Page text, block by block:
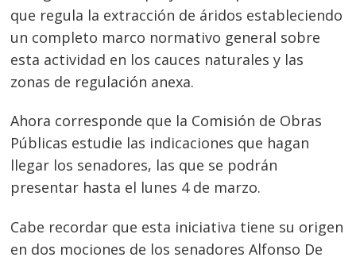
que regula la extracción de áridos estableciendo
un completo marco normativo general sobre
esta actividad en los cauces naturales y las
zonas de regulación anexa.
Ahora corresponde que la Comisión de Obras
Públicas estudie las indicaciones que hagan
llegar los senadores, las que se podrán
presentar hasta el lunes 4 de marzo.
Cabe recordar que esta iniciativa tiene su origen
en dos mociones de los senadores Alfonso De